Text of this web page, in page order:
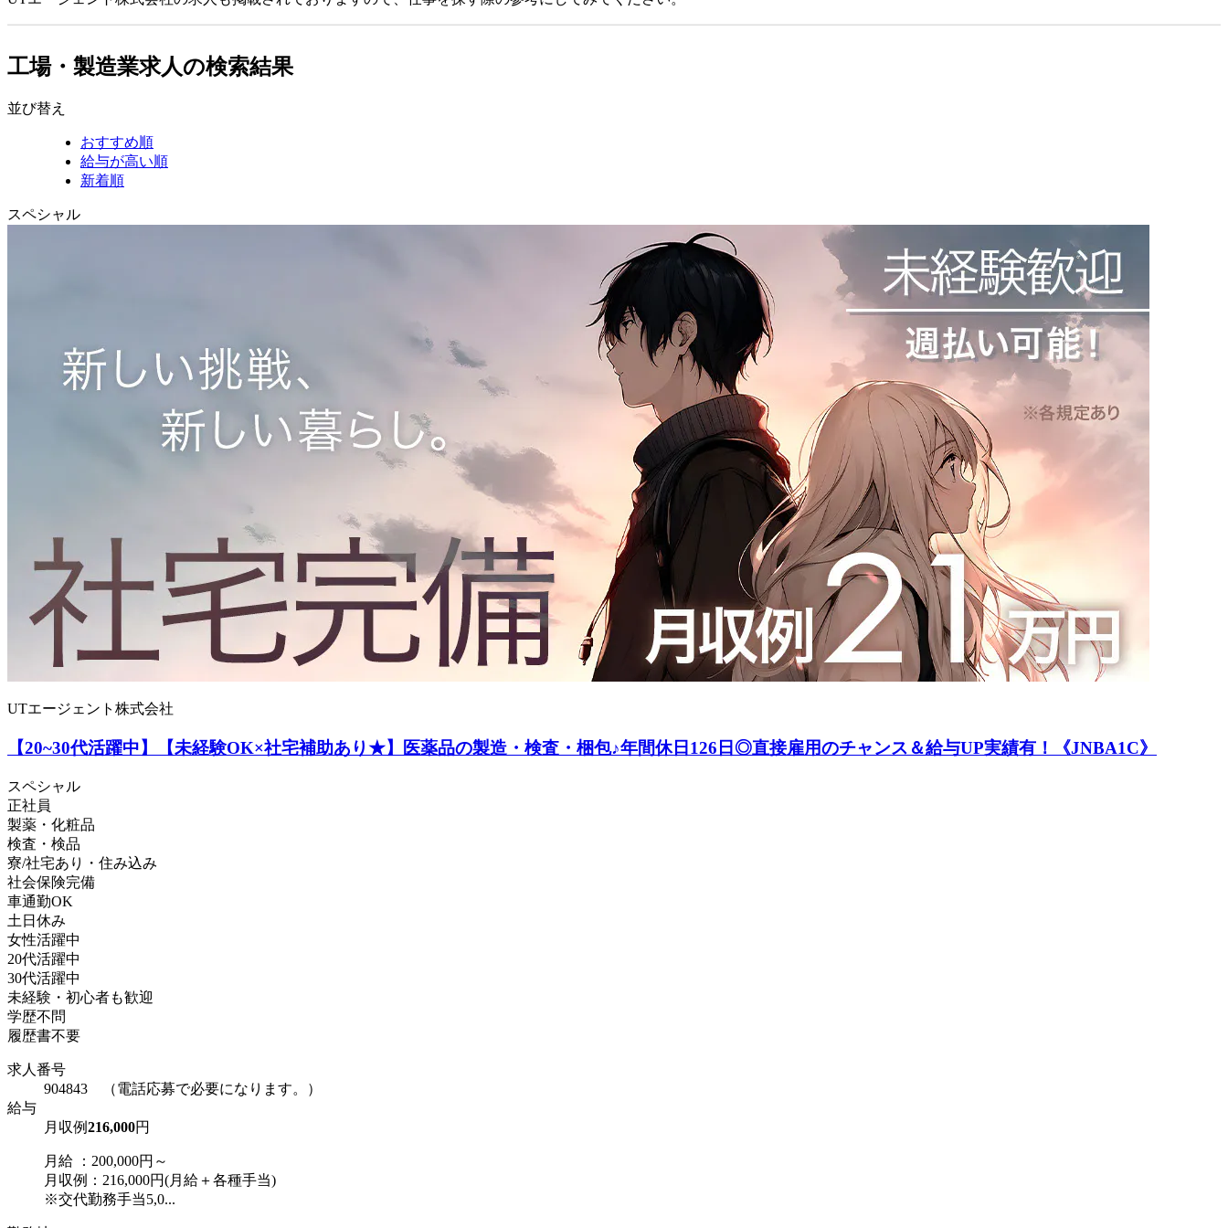
工場・製造業求人の検索結果
並び替え
おすすめ順
給与が高い順
新着順
スペシャル
UTエージェント株式会社
【20~30代活躍中】【未経験OK×社宅補助あり★】医薬品の製造・検査・梱包♪年間休日126日◎直接雇用のチャンス＆給与UP実績有！《JNBA1C》
スペシャル
正社員
製薬・化粧品
検査・検品
寮/社宅あり・住み込み
社会保険完備
車通勤OK
土日休み
女性活躍中
20代活躍中
30代活躍中
未経験・初心者も歓迎
学歴不問
履歴書不要
求人番号
904843 （電話応募で必要になります。）
給与
月収例216,000円
月給 ：200,000円～
月収例：216,000円(月給＋各種手当)
※交代勤務手当5,0...